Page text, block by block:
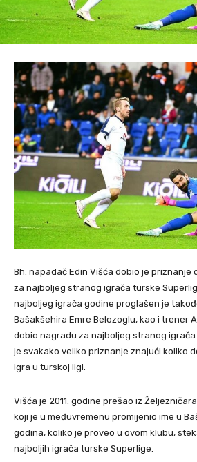
Bh. napadač Edin Višća dobio je priznanje
za najboljeg stranog igrača turske
najboljeg igrača godine proglašen je
Bašakšehira Emre Belozoglu, kao i trener
dobio nagradu za najboljeg stranog
je svakako veliko priznanje znajući koliko
igra u turskoj ligi.
Višća je 2011. godine prešao iz
koji je u međuvremenu promijenio ime u
godina, koliko je proveo u ovom klubu,
najboljih igrača turske Superlige.